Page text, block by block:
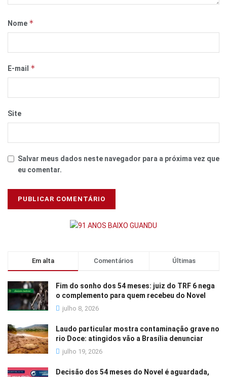
Nome *
E-mail *
Site
Salvar meus dados neste navegador para a próxima vez que
eu comentar.
Em alta Comentários Últimas
Fim do sonho dos 54 meses: juiz do TRF 6 nega
o complemento para quem recebeu do Novel
julho 8, 2026
Laudo particular mostra contaminação grave no
rio Doce: atingidos vão a Brasília denunciar
julho 19, 2026
Decisão dos 54 meses do Novel é aguardada,